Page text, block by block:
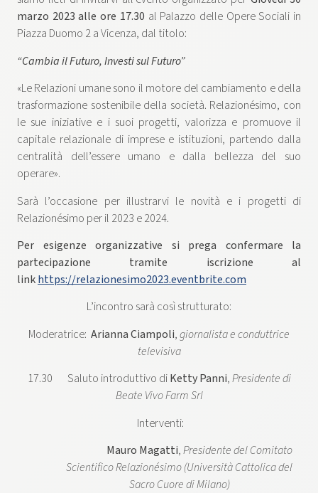
marzo 2023 alle ore 17.30 al Palazzo delle Opere Sociali in
Piazza Duomo 2 a Vicenza, dal titolo:
“Cambia il Futuro, Investi sul Futuro”
«Le Relazioni umane sono il motore del cambiamento e della
trasformazione sostenibile della società. Relazionésimo, con
le sue iniziative e i suoi progetti, valorizza e promuove il
capitale relazionale di imprese e istituzioni, partendo dalla
centralità dell’essere umano e dalla bellezza del suo
operare».
Sarà l’occasione per illustrarvi le novità e i progetti di
Relazionésimo per il 2023 e 2024.
Per esigenze organizzative si prega confermare la
partecipazione tramite iscrizione al
linkhttps://relazionesimo2023.eventbrite.com
L’incontro sarà così strutturato:
Moderatrice: Arianna Ciampoli,giornalista e conduttrice
televisiva
17.30 Saluto introduttivo diKetty Panni,Presidente di
Beate Vivo Farm Srl
Interventi:
Mauro Magatti,Presidente del Comitato
Scientifico Relazionésimo (Università Cattolica del
Sacro Cuore di Milano)